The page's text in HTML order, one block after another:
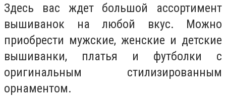
Здесь вас ждет большой ассортимент
вышиванок на любой вкус. Можно
приобрести мужские, женские и детские
вышиванки, платья и футболки с
оригинальным стилизированным
орнаментом.